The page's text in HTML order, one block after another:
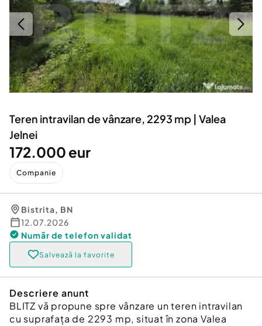
Servicii
Animale de companie
Afaceri și echipamente profesionale
Inchiriere Bunuri si Vehicule
Utilaje agricole si industriale
Piese auto si accesorii
Dacia Duster
Teren intravilan de vânzare, 2293 mp | Valea
Jelnei
172.000 eur
Companie
Bistrita, BN
12.07.2026
Număr de telefon validat
Salvează la favorite
Descriere anunt
BLITZ vă propune spre vânzare un teren intravilan
cu suprafața de 2293 mp, situat în zona Valea